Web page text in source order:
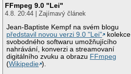
FFmpeg 9.0 "Lei"
4.8. 20:44 | Zajímavý článek
Jean-Baptiste Kempf na svém blogu
představil novou verzi 9.0 "Lei"
kolekce
svobodného softwaru umožňujícího
nahrávání, konverzi a streamovaní
digitálního zvuku a obrazu FFmpeg
(Wikipedie ).